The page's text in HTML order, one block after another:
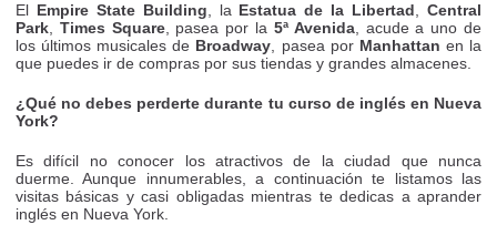
El Empire State Building , la Estatua de la Libertad ,Central
Park
Times Square, pasea por la 5ª Avenida, acude a uno de
los últimos musicales de Broadway , pasea por Manhattan en la
que puedes ir de compras por sus tiendas y grandes almacenes.
¿Qué no debes perderte durante tu curso de inglés en Nueva
York?
Es difícil no conocer los atractivos de la ciudad que nunca
duerme. Aunque innumerables, a continuación te listamos las
visitas básicas y casi obligadas mientras te dedicas a aprander
inglés en Nueva York.